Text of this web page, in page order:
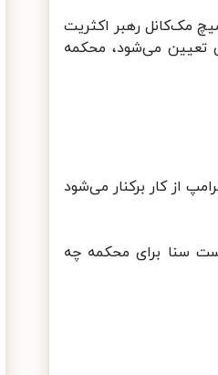
مک‌کانل رهبر اکثریت
می‌شود، محکمه
از کار برکنار می‌شود
سنا برای محکمه چه